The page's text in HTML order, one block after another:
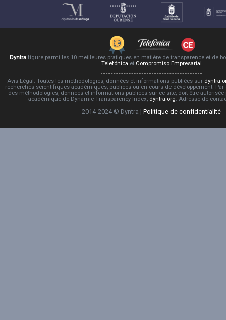
Dyntra figure parmi les 10 meilleures pratiques en matière de transparence et de
Telefónica et Compromiso Empresarial
Avis Légal: Toutes les méthodologies, données et informations publiées sur
recherches scientifiques-académiques, publiées ou en cours de développement.
des méthodologies, données et informations publiées sur ce site, doit être
académique de Dynamic Transparency Index, dyntra.org. Adresse de
2014-2024 © Dyntra | Politique de confidentialité